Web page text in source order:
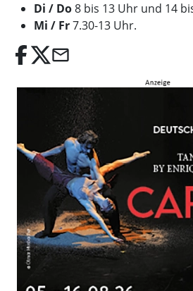
Di / Do8 bis 13 Uhr und 14
Mi / Fr7.30-13 Uhr.
email